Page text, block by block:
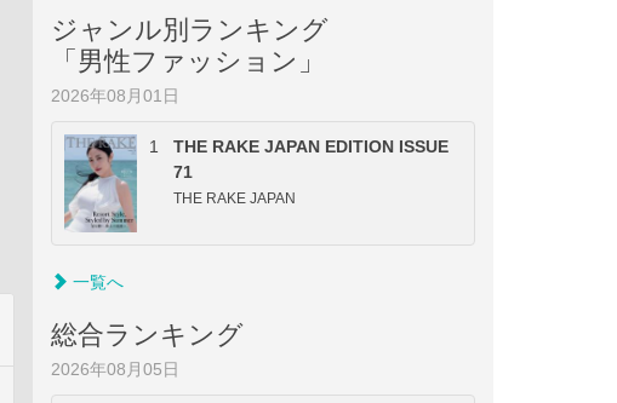
ジャンル別ランキング
「男性ファッション」
2026年08月01日
1
THE RAKE JAPAN EDITION ISSUE
71
THE RAKE JAPAN
一覧へ
総合ランキング
2026年08月05日